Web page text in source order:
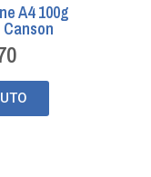
A4 100g
Canson